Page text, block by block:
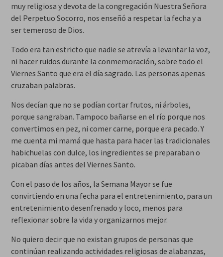
muy religiosa y devota de la congregación Nuestra Señora
del Perpetuo Socorro, nos enseñó a respetar la fecha y a
ser temeroso de Dios.
Todo era tan estricto que nadie se atrevía a levantar la voz,
ni hacer ruidos durante la conmemoración, sobre todo el
Viernes Santo que era el día sagrado. Las personas apenas
cruzaban palabras.
Nos decían que no se podían cortar frutos, ni árboles,
porque sangraban. Tampoco bañarse en el río porque nos
convertimos en pez, ni comer carne, porque era pecado. Y
me cuenta mi mamá que hasta para hacer las tradicionales
habichuelas con dulce, los ingredientes se preparaban o
picaban días antes del Viernes Santo.
Con el paso de los años, la Semana Mayor se fue
convirtiendo en una fecha para el entretenimiento, para un
entretenimiento desenfrenado y loco, menos para
reflexionar sobre la vida y organizarnos mejor.
No quiero decir que no existan grupos de personas que
continúan realizando actividades religiosas de alabanzas,